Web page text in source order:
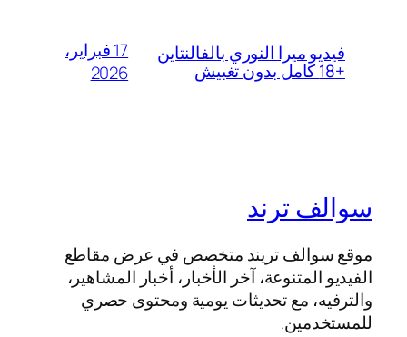
فيديو ميرا النوري بالفالنتاين
+18 كامل بدون تغبيش
17 فبراير،
2026
سوالف ترند
موقع سوالف تريند متخصص في عرض مقاطع
الفيديو المتنوعة، آخر الأخبار، أخبار المشاهير،
والترفيه، مع تحديثات يومية ومحتوى حصري
للمستخدمين.